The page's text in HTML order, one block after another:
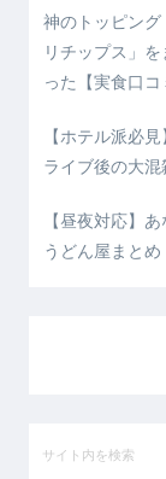
神のトッピン
リチップス」
った【実食口コ
【ホテル派必
ライブ後の大
【昼夜対応】
うどん屋まと